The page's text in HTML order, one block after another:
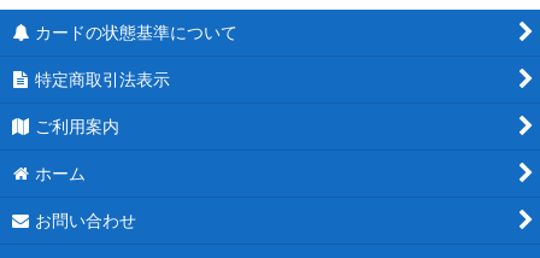
カードの状態基準について
特定商取引法表示
ご利用案内
ホーム
お問い合わせ